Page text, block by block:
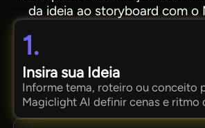
da ideia ao storyboard com o
1.
Insira sua Ideia
Informe tema, roteiro ou conceito
Magiclight AI definir cenas e ritmo